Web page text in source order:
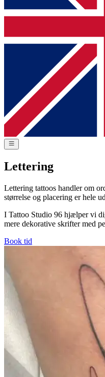
Lettering
Lettering tattoos handler om
størrelse og placering er hele
I Tattoo Studio 96 hjælper vi
mere dekorative skrifter med
Book tid